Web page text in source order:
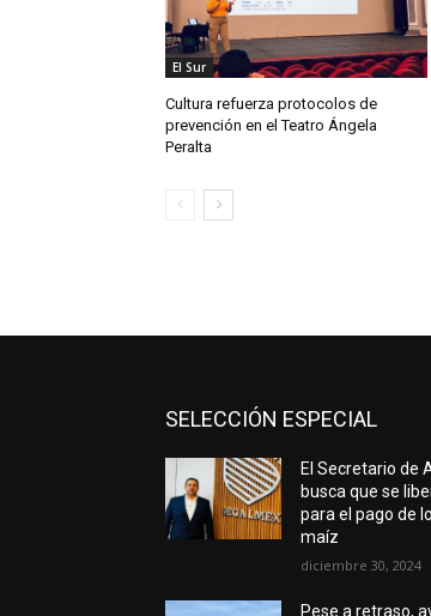
El Sur
Cultura refuerza protocolos de
prevención en el Teatro Ángela
Peralta
SELECCIÓN ESPECIAL
El Secretario de
busca que se
para el pago de
maíz
diciembre 30, 2024
Pese a retraso,